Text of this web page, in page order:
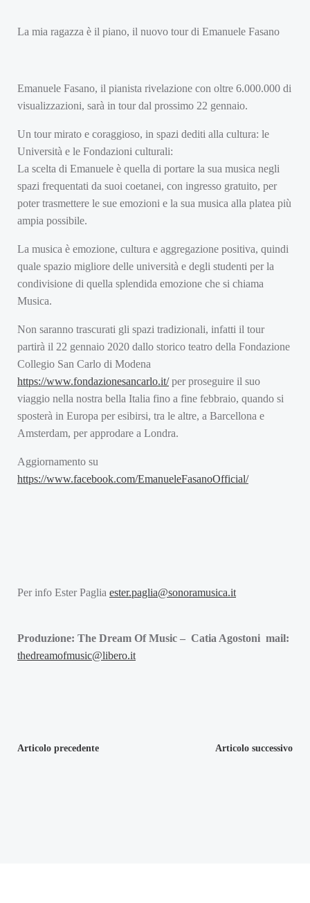
La mia ragazza è il piano, il nuovo tour di Emanuele Fasano
Emanuele Fasano, il pianista rivelazione con oltre 6.000.000 di
visualizzazioni, sarà in tour dal prossimo 22 gennaio.
Un tour mirato e coraggioso, in spazi dediti alla cultura: le
Università e le Fondazioni culturali:
La scelta di Emanuele è quella di portare la sua musica negli
spazi frequentati da suoi coetanei, con ingresso gratuito, per
poter trasmettere le sue emozioni e la sua musica alla platea più
ampia possibile.
La musica è emozione, cultura e aggregazione positiva, quindi
quale spazio migliore delle università e degli studenti per la
condivisione di quella splendida emozione che si chiama
Musica.
Non saranno trascurati gli spazi tradizionali, infatti il tour
partirà il 22 gennaio 2020 dallo storico teatro della Fondazione
Collegio San Carlo di Modena
https://www.fondazionesancarlo.it/per proseguire il suo
viaggio nella nostra bella Italia fino a fine febbraio, quando si
sposterà in Europa per esibirsi, tra le altre, a Barcellona e
Amsterdam, per approdare a Londra.
Aggiornamento su
https://www.facebook.com/EmanueleFasanoOfficial/
Per info Ester Paglia ester.paglia@sonoramusica.it
Produzione: The Dream Of Music – Catia Agostoni mail:
thedreamofmusic@libero.it
Navigazione
Articolo precedente Articolo successivo